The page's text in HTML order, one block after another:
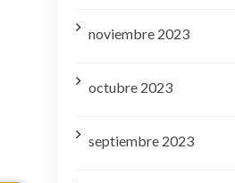
noviembre 2023
octubre 2023
septiembre 2023